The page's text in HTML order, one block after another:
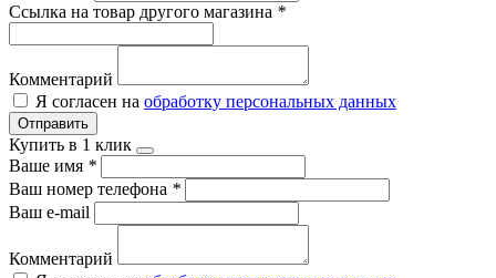
Ссылка на товар другого магазина *
Комментарий
Я согласен на обработку персональных данных
Отправить
Купить в 1 клик
Ваше имя *
Ваш номер телефона *
Ваш e-mail
Комментарий